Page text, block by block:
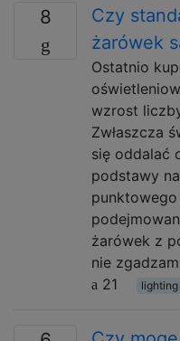
8
Czy
żarówek
Ostatnio
wzrost
Zwłaszcza
się oddalać
podstawy
żarówek z
nie
21
lighting